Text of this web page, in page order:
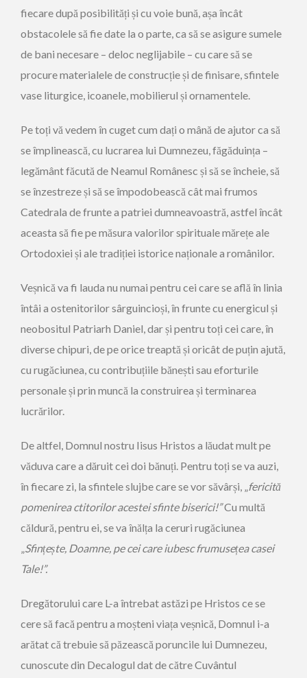
fiecare după posibilități și cu voie bună, așa încât
obstacolele să fie date la o parte, ca să se asigure sumele
de bani necesare – deloc neglijabile – cu care să se
procure materialele de construcție și de finisare, sfintele
vase liturgice, icoanele, mobilierul și ornamentele.
Pe toți vă vedem în cuget cum dați o mână de ajutor ca să
se împlinească, cu lucrarea lui Dumnezeu, făgăduința –
legământ făcută de Neamul Românesc și să se încheie, să
se înzestreze și să se împodobească cât mai frumos
Catedrala de frunte a patriei dumneavoastră, astfel încât
aceasta să fie pe măsura valorilor spirituale mărețe ale
Ortodoxiei și ale tradiției istorice naționale a românilor.
Veșnică va fi lauda nu numai pentru cei care se află în linia
întâi a ostenitorilor sârguincioși, în frunte cu energicul și
neobositul Patriarh Daniel, dar și pentru toți cei care, în
diverse chipuri, de pe orice treaptă și oricât de puțin ajută,
cu rugăciunea, cu contribuțiile bănești sau eforturile
personale și prin muncă la construirea și terminarea
lucrărilor.
De altfel, Domnul nostru Iisus Hristos a lăudat mult pe
văduva care a dăruit cei doi bănuți. Pentru toți se va auzi,
în fiecare zi, la sfintele slujbe care se vor săvârși, „fericită
pomenirea ctitorilor acestei sfinte biserici!”Cu multă
căldură, pentru ei, se va înălța la ceruri rugăciunea
„Sfințește, Doamne, pe cei care iubesc frumusețea casei
Tale!”.
Dregătorului care L-a întrebat astăzi pe Hristos ce se
cere să facă pentru a moșteni viața veșnică, Domnul i-a
arătat că trebuie să păzească poruncile lui Dumnezeu,
cunoscute din Decalogul dat de către Cuvântul